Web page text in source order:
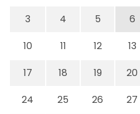
3
4 5 6
10
11 12 13
17
18 19 20
24
25 26 27